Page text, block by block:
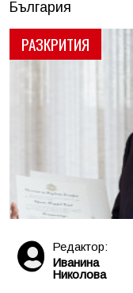
РАЗКРИТИЯ
България
Редактор:
Иванина
Николова